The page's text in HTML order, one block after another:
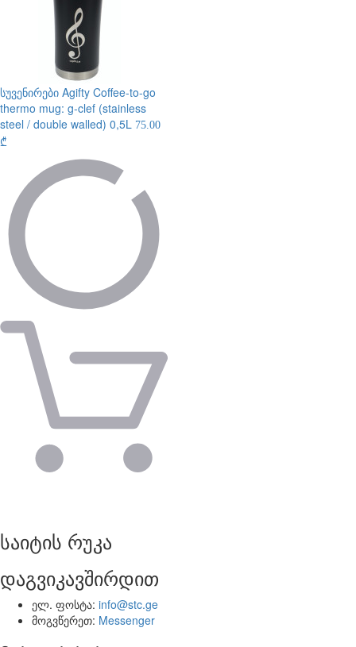
სუვენირები Agifty Coffee-to-go
thermo mug: g-clef (stainless
steel / double walled) 0,5L 75.00
₾
საიტის რუკა
დაგვიკავშირდით
ელ. ფოსტა: info@stc.ge
მოგვწერეთ: Messenger